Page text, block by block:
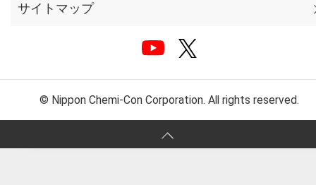
サイトマップ
© Nippon Chemi-Con Corporation. All rights reserved.